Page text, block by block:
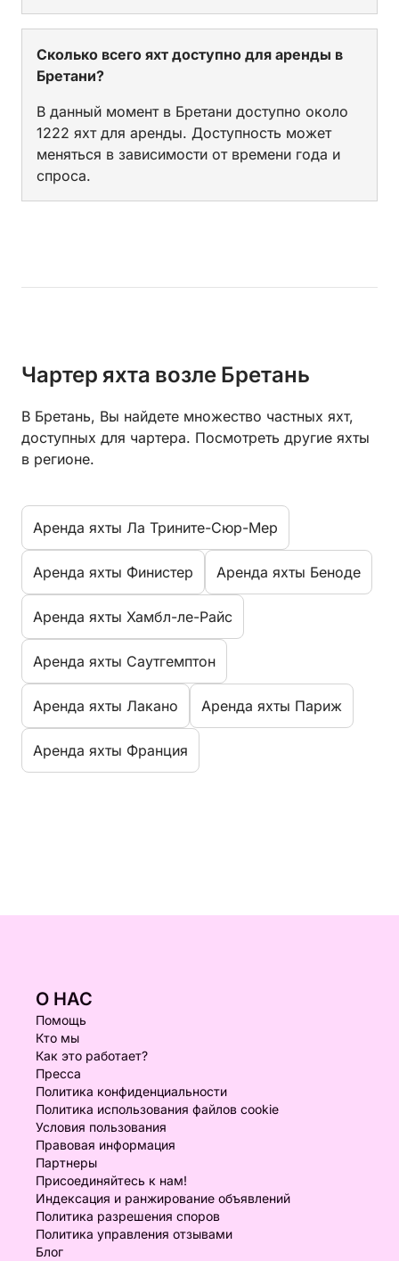
Сколько всего яхт доступно для аренды в
Бретани?
В данный момент в Бретани доступно около
1222 яхт для аренды. Доступность может
меняться в зависимости от времени года и
спроса.
Чартер яхта возле Бретань
В Бретань, Вы найдете множество частных яхт,
доступных для чартера. Посмотреть другие яхты
в регионе.
Aренда яхты Ла Трините-Сюр-Мер
Aренда яхты Финистер Aренда яхты Беноде
Aренда яхты Хамбл-ле-Райс
Aренда яхты Саутгемптон
Aренда яхты Лакано Aренда яхты Париж
Aренда яхты Франция
О НАС
Помощь
Кто мы
Как это работает?
Пресса
Политика конфиденциальности
Политика использования файлов cookie
Условия пользования
Правовая информация
Партнеры
Присоединяйтесь к нам!
Индексация и ранжирование объявлений
Политика разрешения споров
Политика управления отзывами
Блог